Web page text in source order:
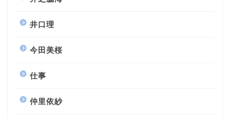
井口理
今田美桜
仕事
仲里依紗